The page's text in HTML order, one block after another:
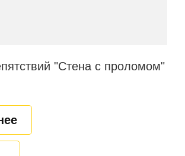
"Стена с проломом"